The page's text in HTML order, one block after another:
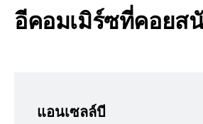
อีคอมเมิร์ซที่คอย
แอนเซลล์บี